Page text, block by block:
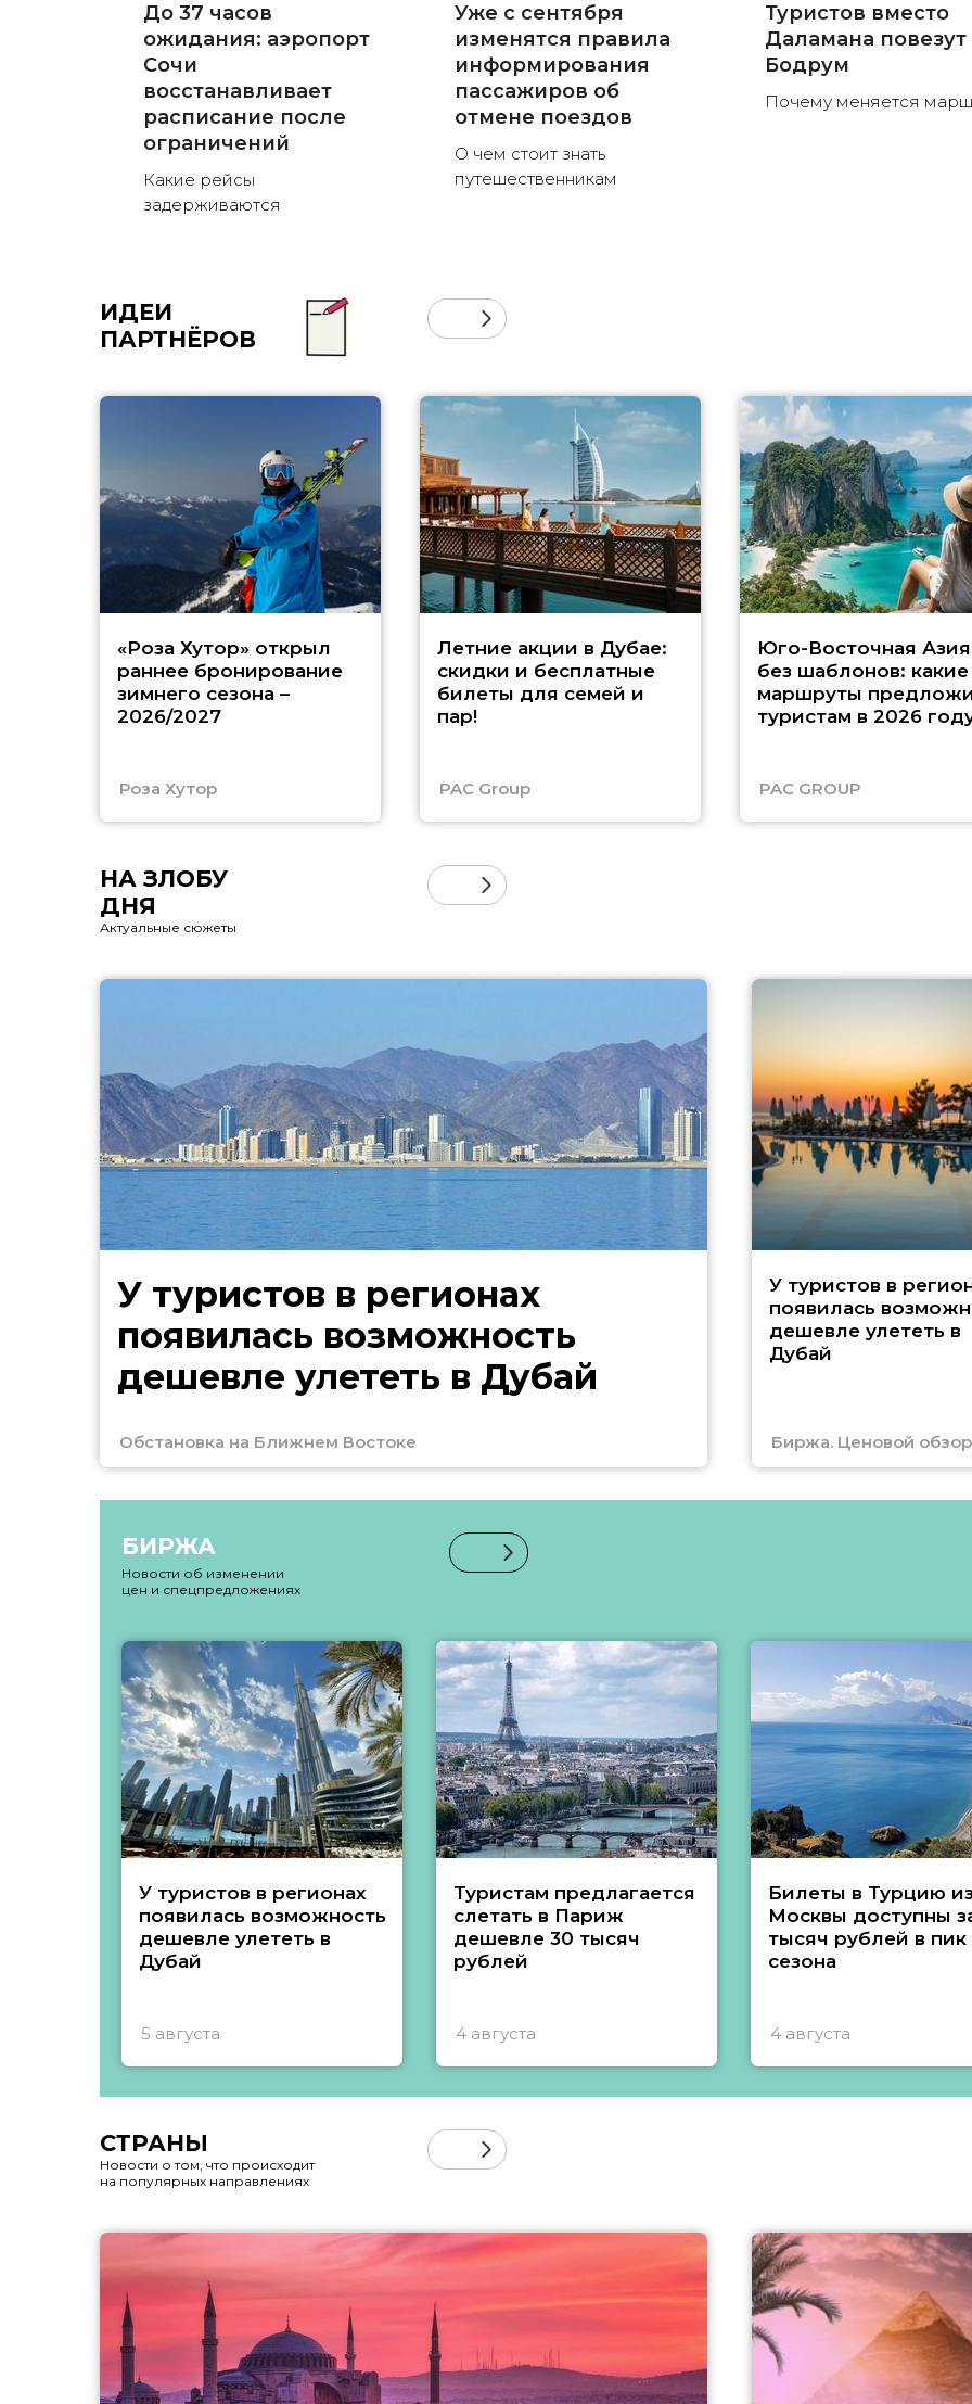
До 37 часов
ожидания: аэропорт
Сочи
восстанавливает
расписание после
ограничений
Какие рейсы
задерживаются
Уже с сентября
изменятся правила
информирования
пассажиров об
отмене поездов
О чем стоит знать
путешественникам
Туристов вместо
Даламана повезут
Бодрум
Почему меняется
ИДЕИ
ПАРТНЁРОВ
«Роза Хутор» открыл
раннее бронирование
зимнего сезона –
2026/2027
Роза Хутор
Летние акции в Дубае:
скидки и бесплатные
билеты для семей и
пар!
PAC Group
Юго-Восточная Азия
без шаблонов: какие
маршруты
туристам в 2026
PAC GROUP
НА ЗЛОБУ
ДНЯ
Актуальные сюжеты
У туристов в регионах
появилась возможность
дешевле улететь в Дубай
Обстановка на Ближнем Востоке
У туристов в
появилась
дешевле улететь в
Дубай
Биржа. Ценовой обзор
БИРЖА
Новости об изменении
цен и спецпредложениях
У туристов в регионах
появилась возможность
дешевле улететь в
Дубай
5 августа
Туристам предлагается
слетать в Париж
дешевле 30 тысяч
рублей
4 августа
Билеты в Турцию из
Москвы доступны
тысяч рублей в пик
сезона
4 августа
СТРАНЫ
Новости о том, что происходит
на популярных направлениях